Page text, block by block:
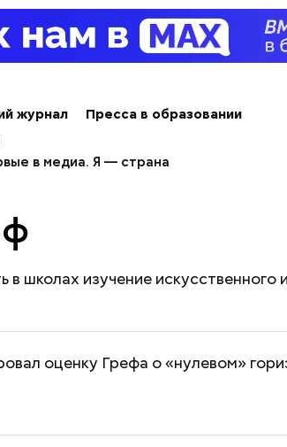
журнал
Пресса в образовании
в медиа. Я — страна
школах изучение искусственного
оценку Грефа о «нулевом»